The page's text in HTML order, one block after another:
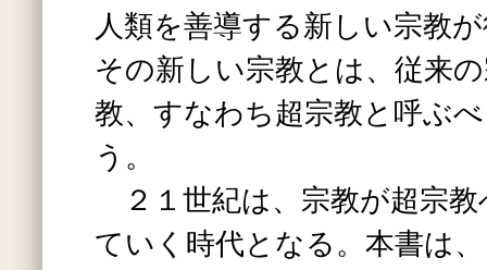
人類を善導する新しい宗教
その新しい宗教とは、従来
教、すなわち超宗教と呼ぶ
う。
２１世紀は、宗教が超宗教
ていく時代となる。本書は